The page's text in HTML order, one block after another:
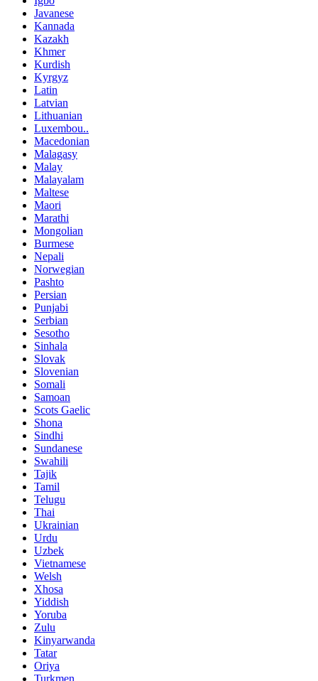
Javanese
Kannada
Kazakh
Khmer
Kurdish
Kyrgyz
Latin
Latvian
Lithuanian
Luxembou..
Macedonian
Malagasy
Malay
Malayalam
Maltese
Maori
Marathi
Mongolian
Burmese
Nepali
Norwegian
Pashto
Persian
Punjabi
Serbian
Sesotho
Sinhala
Slovak
Slovenian
Somali
Samoan
Scots Gaelic
Shona
Sindhi
Sundanese
Swahili
Tajik
Tamil
Telugu
Thai
Ukrainian
Urdu
Uzbek
Vietnamese
Welsh
Xhosa
Yiddish
Yoruba
Zulu
Kinyarwanda
Tatar
Oriya
Turkmen